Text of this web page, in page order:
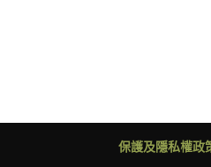
保護及隱私權政